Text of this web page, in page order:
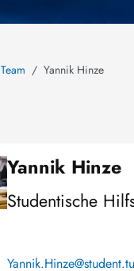
Team Yannik Hinze
Yannik Hinze
Studentische